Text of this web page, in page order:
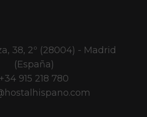
38, 2º (28004) - Madrid
(España)
+34 915 218 780